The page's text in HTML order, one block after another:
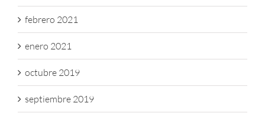
febrero 2021
enero 2021
octubre 2019
septiembre 2019